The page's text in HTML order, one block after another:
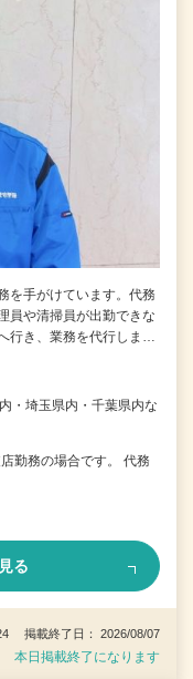
を手がけています。代務
員や清掃員が出勤できな
行き、業務を代行しま…
・埼玉県内・千葉県内な
勤務の場合です。 代務
る
掲載終了日： 2026/08/07
本日掲載終了になります